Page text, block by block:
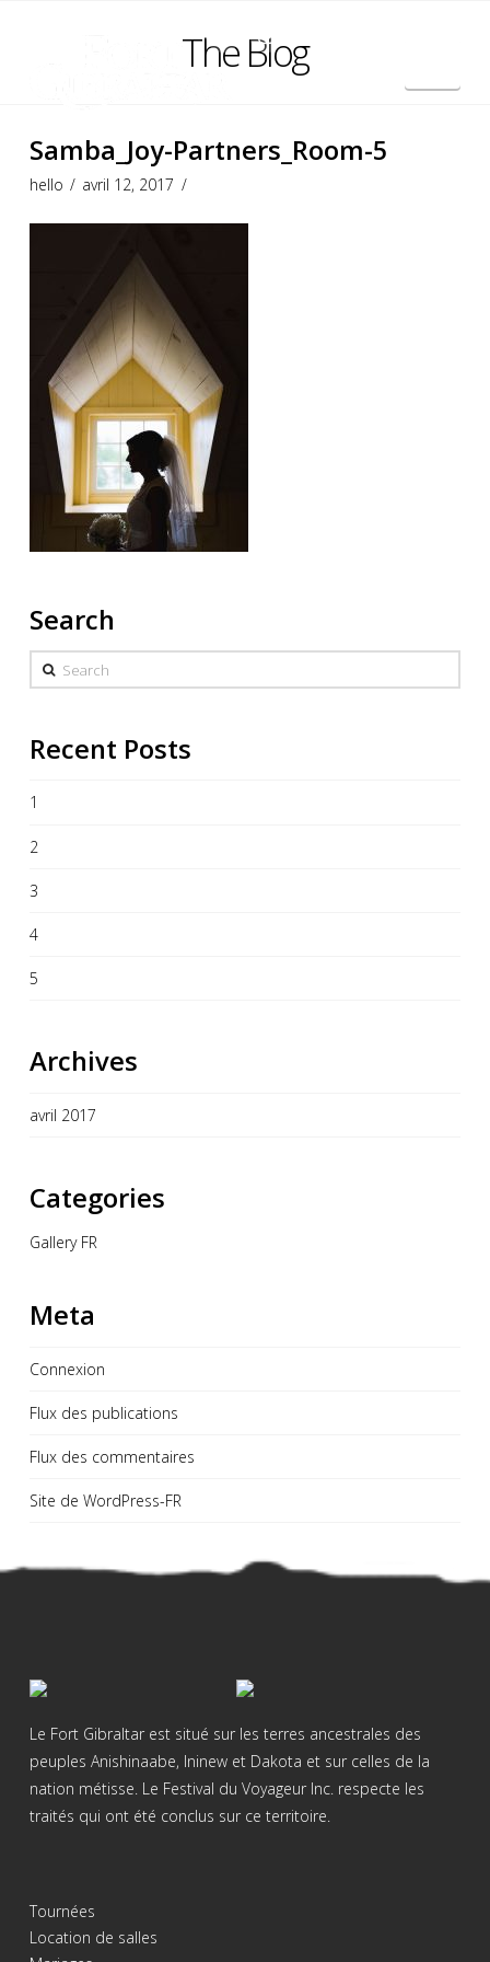
The Blog
Samba_Joy-Partners_Room-5
hello avril 12, 2017
Search
Search
Recent Posts
1
2
3
4
5
Archives
avril 2017
Categories
Gallery FR
Meta
Connexion
Flux des publications
Flux des commentaires
Site de WordPress-FR
Le Fort Gibraltar est situé sur les terres ancestrales des
peuples Anishinaabe, Ininew et Dakota et sur celles de la
nation métisse. Le Festival du Voyageur Inc. respecte les
traités qui ont été conclus sur ce territoire.
Tournées
Location de salles